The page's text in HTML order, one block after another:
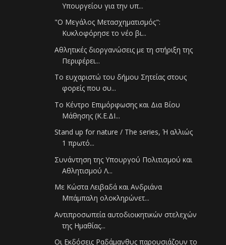
Υπουργείου για την υπ...
"Ο Μεγάλος Μετασχηματισμός":
Κυκλοφόρησε το νέο βι...
Αθλητικές διοργανώσεις με τη στήριξη της
Περιφέρει...
Το ευχαριστώ του δήμου Σητείας στους
φορείς που συ...
Το Κέντρο Επιμόρφωσης και Δια Βίου
Μάθησης (Κ.Ε.ΔΙ...
Stand up for nature / The series, Ή αλλιώς
1 πρωτό...
Συνάντηση της Υπουργού Πολιτισμού και
Αθλητισμού Λ...
Με Κώστα Λειβαδά και Ανδριάνα
Μπάμπαλη ολοκληρώνετ...
Αντιπροσωπεία αυτοδιοικητικών στελεχών
της Ημαθίας...
Οι Εκδόσεις Ραδάμανθυς παρουσιάζουν το